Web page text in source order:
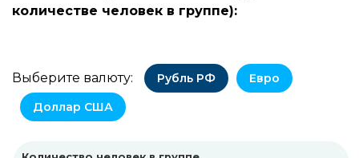
количестве человек в группе):
Выберите валюту: Рубль РФ
Евро
Доллар США